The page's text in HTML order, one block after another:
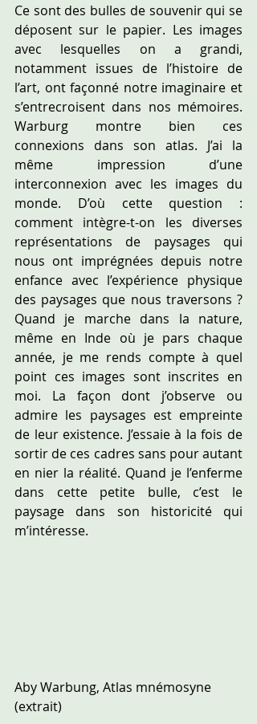
Ce sont des bulles de souvenir qui se
déposent sur le papier. Les images
avec lesquelles on a grandi,
notamment issues de l’histoire de
l’art, ont façonné notre imaginaire et
s’entrecroisent dans nos mémoires.
Warburg montre bien ces
connexions dans son atlas. J’ai la
même impression d’une
interconnexion avec les images du
monde. D’où cette question :
comment intègre-t-on les diverses
représentations de paysages qui
nous ont imprégnées depuis notre
enfance avec l’expérience physique
des paysages que nous traversons ?
Quand je marche dans la nature,
même en Inde où je pars chaque
année, je me rends compte à quel
point ces images sont inscrites en
moi. La façon dont j’observe ou
admire les paysages est empreinte
de leur existence. J’essaie à la fois de
sortir de ces cadres sans pour autant
en nier la réalité. Quand je l’enferme
dans cette petite bulle, c’est le
paysage dans son historicité qui
m’intéresse.
Aby Warbung, Atlas mnémosyne
(extrait)